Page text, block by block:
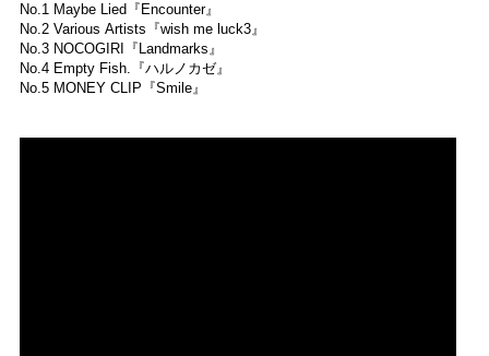
No.1 Maybe Lied『Encounter』
No.2 Various Artists『wish me luck3』
No.3 NOCOGIRI『Landmarks』
No.4 Empty Fish.『ハルノカゼ』
No.5 MONEY CLIP『Smile』